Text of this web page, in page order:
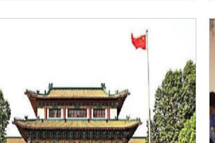
十七条均明确规定···